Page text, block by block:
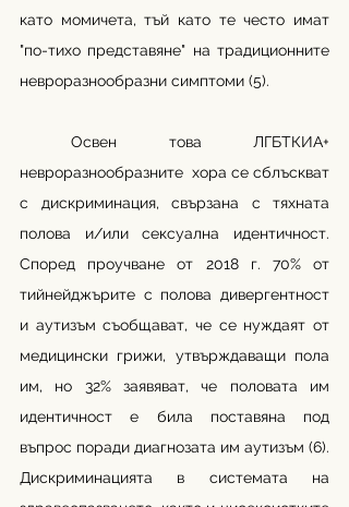
като момичета, тъй като те често имат
"по-тихо представяне" на традиционните
невроразнообразни симптоми (5).
Освен това ЛГБТКИА+
невроразнообразните  хора се сблъскват
с дискриминация, свързана с тяхната
полова и/или сексуална идентичност.
Според проучване от 2018 г. 70% от
тийнейджърите с полова дивергентност
и аутизъм съобщават, че се нуждаят от
медицински грижи, утвърждаващи пола
им, но 32% заявяват, че половата им
идентичност е била поставяна под
въпрос поради диагнозата им аутизъм (6).
Дискриминацията в системата на